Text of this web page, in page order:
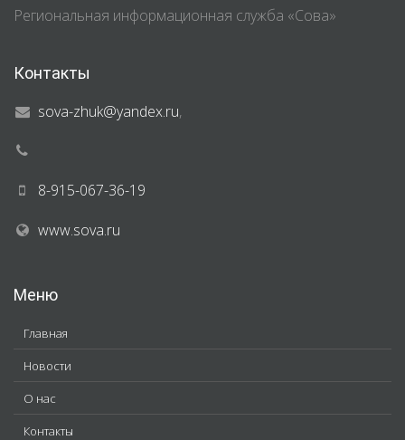
Региональная информационная служба «Сова»
Контакты
sova-zhuk@yandex.ru,
8-915-067-36-19
www.sova.ru
Меню
Главная
Новости
О нас
Контакты